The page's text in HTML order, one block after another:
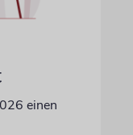
einen